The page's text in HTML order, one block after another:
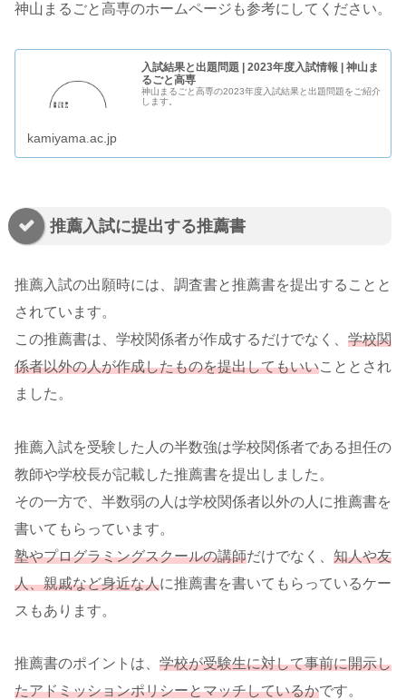
神山まるごと高専のホームページも参考にしてください。
入試結果と出題問題 | 2023年度入試情報 | 神山ま
るごと高専
神山まるごと高専の2023年度入試結果と出題問題をご紹介
します。
kamiyama.ac.jp
推薦入試に提出する推薦書
推薦入試の出願時には、調査書と推薦書を提出することと
されています。
この推薦書は、学校関係者が作成するだけでなく、 学校関
係者以外の人が作成したものを提出してもいいこととされ
ました。
推薦入試を受験した人の半数強は学校関係者である担任の
教師や学校長が記載した推薦書を提出しました。
その一方で、半数弱の人は学校関係者以外の人に推薦書を
書いてもらっています。
塾やプログラミングスクールの講師だけでなく、 知人や友
人、親戚など身近な人に推薦書を書いてもらっているケー
スもあります。
推薦書のポイントは、 学校が受験生に対して事前に開示し
たアドミッションポリシーとマッチしているかです。